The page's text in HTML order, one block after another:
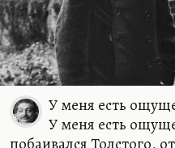
У меня есть
У меня есть
побаивался Толстого,